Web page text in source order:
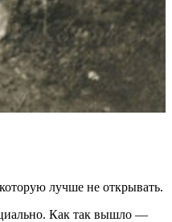
лучше не открывать.
Как так вышло —